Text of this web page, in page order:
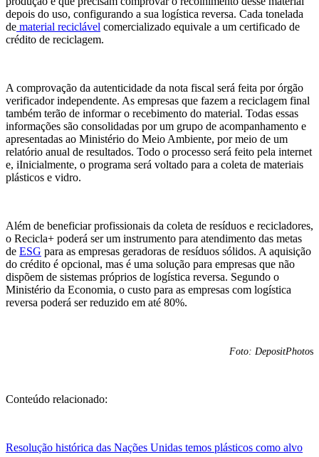
depois do uso, configurando a sua logística reversa. Cada tonelada
de material reciclável comercializado equivale a um certificado de
crédito de reciclagem.
A comprovação da autenticidade da nota fiscal será feita por órgão
verificador independente. As empresas que fazem a reciclagem final
também terão de informar o recebimento do material. Todas essas
informações são consolidadas por um grupo de acompanhamento e
apresentadas ao Ministério do Meio Ambiente, por meio de um
relatório anual de resultados. Todo o processo será feito pela internet
e, iInicialmente, o programa será voltado para a coleta de materiais
plásticos e vidro.
Além de beneficiar profissionais da coleta de resíduos e recicladores,
o Recicla+ poderá ser um instrumento para atendimento das metas
de ESG para as empresas geradoras de resíduos sólidos. A aquisição
do crédito é opcional, mas é uma solução para empresas que não
dispõem de sistemas próprios de logística reversa. Segundo o
Ministério da Economia, o custo para as empresas com logística
reversa poderá ser reduzido em até 80%.
Foto: DepositPhotos
Conteúdo relacionado:
Resolução histórica das Nações Unidas temos plásticos como alvo